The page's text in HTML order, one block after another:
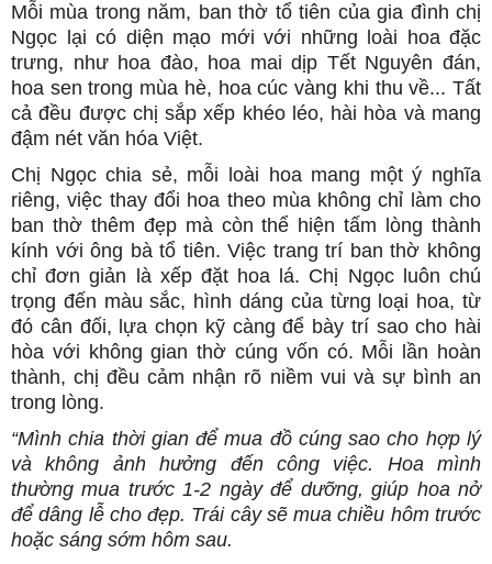
Mỗi mùa trong năm, ban thờ tổ tiên của gia đình chị
Ngọc lại có diện mạo mới với những loài hoa đặc
trưng, như hoa đào, hoa mai dịp Tết Nguyên đán,
hoa sen trong mùa hè, hoa cúc vàng khi thu về... Tất
cả đều được chị sắp xếp khéo léo, hài hòa và mang
đậm nét văn hóa Việt.
Chị Ngọc chia sẻ, mỗi loài hoa mang một ý nghĩa
riêng, việc thay đổi hoa theo mùa không chỉ làm cho
ban thờ thêm đẹp mà còn thể hiện tấm lòng thành
kính với ông bà tổ tiên. Việc trang trí ban thờ không
chỉ đơn giản là xếp đặt hoa lá. Chị Ngọc luôn chú
trọng đến màu sắc, hình dáng của từng loại hoa, từ
đó cân đối, lựa chọn kỹ càng để bày trí sao cho hài
hòa với không gian thờ cúng vốn có. Mỗi lần hoàn
thành, chị đều cảm nhận rõ niềm vui và sự bình an
trong lòng.
“Mình chia thời gian để mua đồ cúng sao cho hợp lý
và không ảnh hưởng đến công việc. Hoa mình
thường mua trước 1-2 ngày để dưỡng, giúp hoa nở
để dâng lễ cho đẹp. Trái cây sẽ mua chiều hôm trước
hoặc sáng sớm hôm sau.